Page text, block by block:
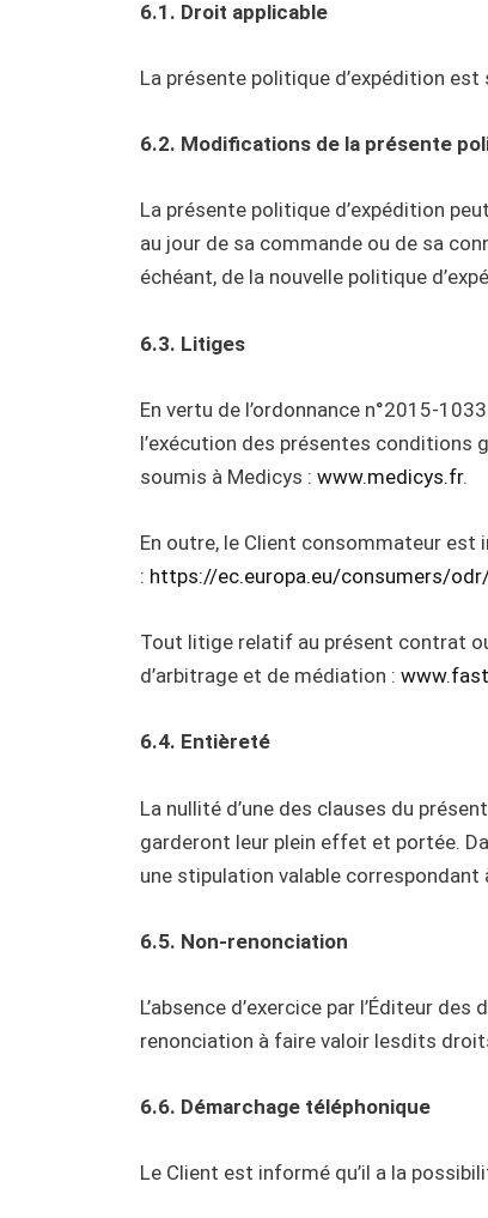
6.1. Droit applicable
La présente politique d’expédition
6.2. Modifications de la présente
La présente politique d’expédition
au jour de sa commande ou de sa
échéant, de la nouvelle politique
6.3. Litiges
En vertu de l’ordonnance n°2015-
l’exécution des présentes conditions
soumis à Medicys : www.medicys.fr.
En outre, le Client consommateur est
: https://ec.europa.eu/consumers/
Tout litige relatif au présent contrat
d’arbitrage et de médiation :
6.4. Entièreté
La nullité d’une des clauses du
garderont leur plein effet et portée.
une stipulation valable correspondant
6.5. Non-renonciation
L’absence d’exercice par l’Éditeur
renonciation à faire valoir lesdits
6.6. Démarchage téléphonique
Le Client est informé qu’il a la